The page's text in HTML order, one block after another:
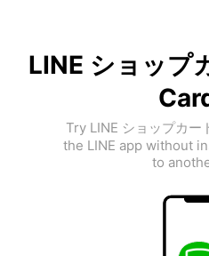
LINE ショップ
Try LINE ショップカ
the LINE app without
to